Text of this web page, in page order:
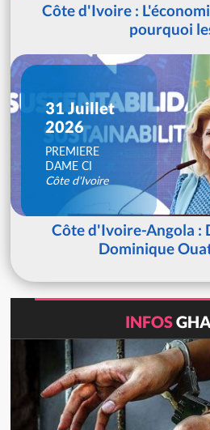
Côte d'Ivoire :
pourquoi
31 Juillet
2026
PREMIERE
DAME CI
Côte d'Ivoire
Côte d'Ivoire-Angola :
Dominique
INFOS